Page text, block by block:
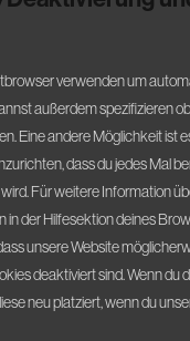
verwenden um
außerdem spezifizieren
Eine andere Möglichkeit ist
dass du jedes Mal
Für weitere Information
der Hilfesektion deines
unsere Website
deaktiviert sind. Wenn du
neu platziert, wenn du